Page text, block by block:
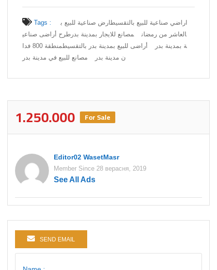
Tags : اراضي صناعية للبيع بالتقسيطارض صناعية للبيع ب
العاشر من رمضان
مصانع للايجار بمدينة بدر طرح أراضى صناعي
ة بمدينة بدر
أراضى للبيع بمدينة بدر بالتقسيط
منطقة 800 فدا
ن مدينة بدر
مصانع للبيع في مدينة بدر
1.250.000 For Sale
Editor02 WasetMasr
Member Since 28 верасня, 2019
See All Ads
SEND EMAIL